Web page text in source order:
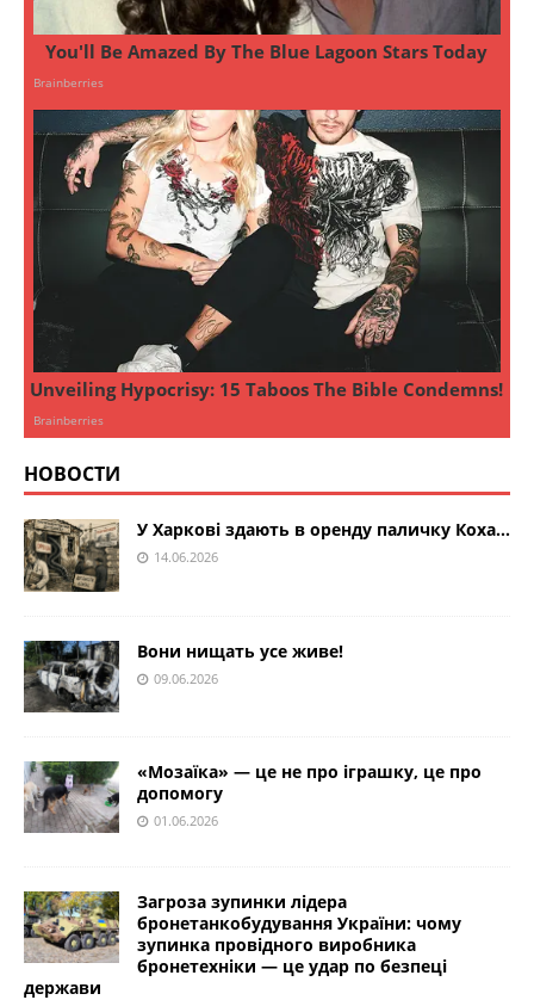
НОВОСТИ
У Харкові здають в оренду паличку Коха…
14.06.2026
Вони нищать усе живе!
09.06.2026
«Мозаїка» — це не про іграшку, це про
допомогу
01.06.2026
Загроза зупинки лідера
бронетанкобудування України: чому
зупинка провідного виробника
бронетехніки — це удар по безпеці
держави